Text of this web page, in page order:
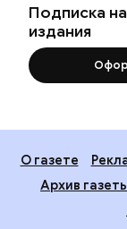
Подписка
издания
О газете
Архив